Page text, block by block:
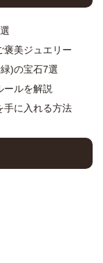
褒美ジュエリー
)の宝石7選
ールを解説
手に入れる方法